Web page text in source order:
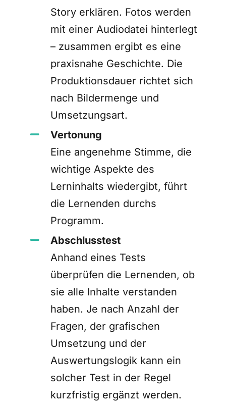
Story erklären. Fotos werden
mit einer Audiodatei hinterlegt
– zusammen ergibt es eine
praxisnahe Geschichte. Die
Produktionsdauer richtet sich
nach Bildermenge und
Umsetzungsart.
Vertonung
Eine angenehme Stimme, die
wichtige Aspekte des
Lerninhalts wiedergibt, führt
die Lernenden durchs
Programm.
Abschlusstest
Anhand eines Tests
überprüfen die Lernenden, ob
sie alle Inhalte verstanden
haben. Je nach Anzahl der
Fragen, der grafischen
Umsetzung und der
Auswertungslogik kann ein
solcher Test in der Regel
kurzfristig ergänzt werden.